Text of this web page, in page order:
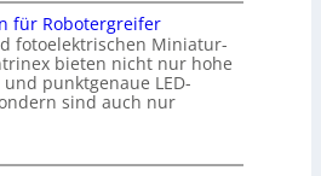
für Robotergreifer
fotoelektrischen Miniatur-
bieten nicht nur hohe
punktgenaue LED-
sind auch nur